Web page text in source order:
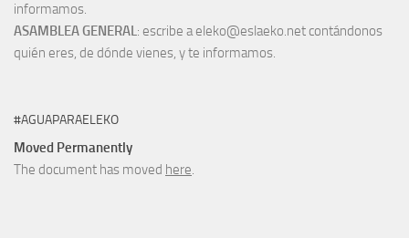
informamos.
ASAMBLEA GENERAL: escribe a eleko@eslaeko.net contándonos
quién eres, de dónde vienes, y te informamos.
#AGUAPARAELEKO
Moved Permanently
The document has moved here.